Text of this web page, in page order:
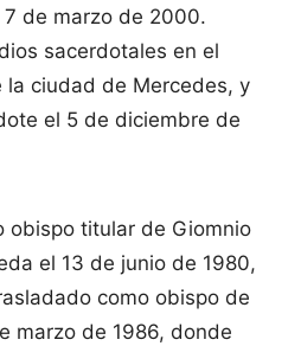
de marzo de 2000.
sacerdotales en el
la ciudad de Mercedes, y
el 5 de diciembre de
obispo titular de Giomnio
el 13 de junio de 1980,
como obispo de
marzo de 1986, donde